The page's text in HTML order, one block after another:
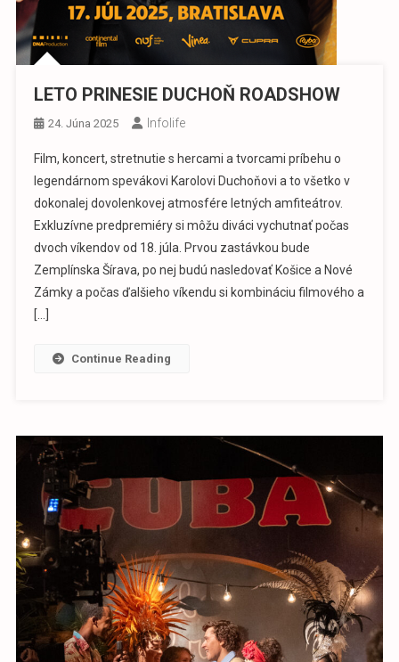
LETO PRINESIE DUCHOŇ ROADSHOW
24. Júna 2025 Infolife
Film, koncert, stretnutie s hercami a tvorcami príbehu o
legendárnom spevákovi Karolovi Duchoňovi a to všetko v
dokonalej dovolenkovej atmosfére letných amfiteátrov.
Exkluzívne predpremiéry si môžu diváci vychutnať počas
dvoch víkendov od 18. júla. Prvou zastávkou bude
Zemplínska Šírava, po nej budú nasledovať Košice a Nové
Zámky a počas ďalšieho víkendu si kombináciu filmového a
[…]
Continue Reading